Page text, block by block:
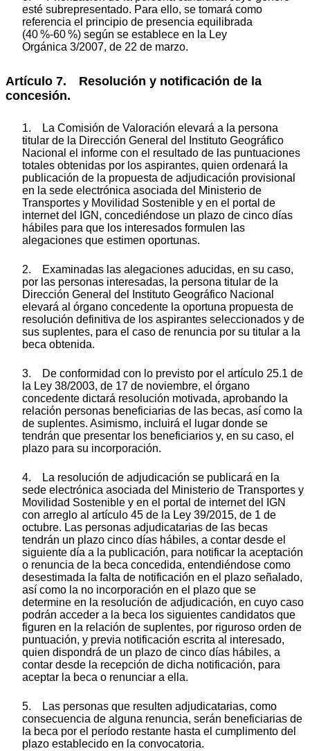
esté subrepresentado. Para ello, se tomará como
referencia el principio de presencia equilibrada
(40 %-60 %) según se establece en la Ley
Orgánica 3/2007, de 22 de marzo.
Artículo 7. Resolución y notificación de la
concesión.
1. La Comisión de Valoración elevará a la persona
titular de la Dirección General del Instituto Geográfico
Nacional el informe con el resultado de las puntuaciones
totales obtenidas por los aspirantes, quien ordenará la
publicación de la propuesta de adjudicación provisional
en la sede electrónica asociada del Ministerio de
Transportes y Movilidad Sostenible y en el portal de
internet del IGN, concediéndose un plazo de cinco días
hábiles para que los interesados formulen las
alegaciones que estimen oportunas.
2. Examinadas las alegaciones aducidas, en su caso,
por las personas interesadas, la persona titular de la
Dirección General del Instituto Geográfico Nacional
elevará al órgano concedente la oportuna propuesta de
resolución definitiva de los aspirantes seleccionados y de
sus suplentes, para el caso de renuncia por su titular a la
beca obtenida.
3. De conformidad con lo previsto por el artículo 25.1 de
la Ley 38/2003, de 17 de noviembre, el órgano
concedente dictará resolución motivada, aprobando la
relación personas beneficiarias de las becas, así como la
de suplentes. Asimismo, incluirá el lugar donde se
tendrán que presentar los beneficiarios y, en su caso, el
plazo para su incorporación.
4. La resolución de adjudicación se publicará en la
sede electrónica asociada del Ministerio de Transportes y
Movilidad Sostenible y en el portal de internet del IGN
con arreglo al artículo 45 de la Ley 39/2015, de 1 de
octubre. Las personas adjudicatarias de las becas
tendrán un plazo cinco días hábiles, a contar desde el
siguiente día a la publicación, para notificar la aceptación
o renuncia de la beca concedida, entendiéndose como
desestimada la falta de notificación en el plazo señalado,
así como la no incorporación en el plazo que se
determine en la resolución de adjudicación, en cuyo caso
podrán acceder a la beca los siguientes candidatos que
figuren en la relación de suplentes, por riguroso orden de
puntuación, y previa notificación escrita al interesado,
quien dispondrá de un plazo de cinco días hábiles, a
contar desde la recepción de dicha notificación, para
aceptar la beca o renunciar a ella.
5. Las personas que resulten adjudicatarias, como
consecuencia de alguna renuncia, serán beneficiarias de
la beca por el período restante hasta el cumplimento del
plazo establecido en la convocatoria.